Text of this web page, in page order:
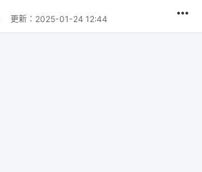
更新： 2025-01-24 12:44